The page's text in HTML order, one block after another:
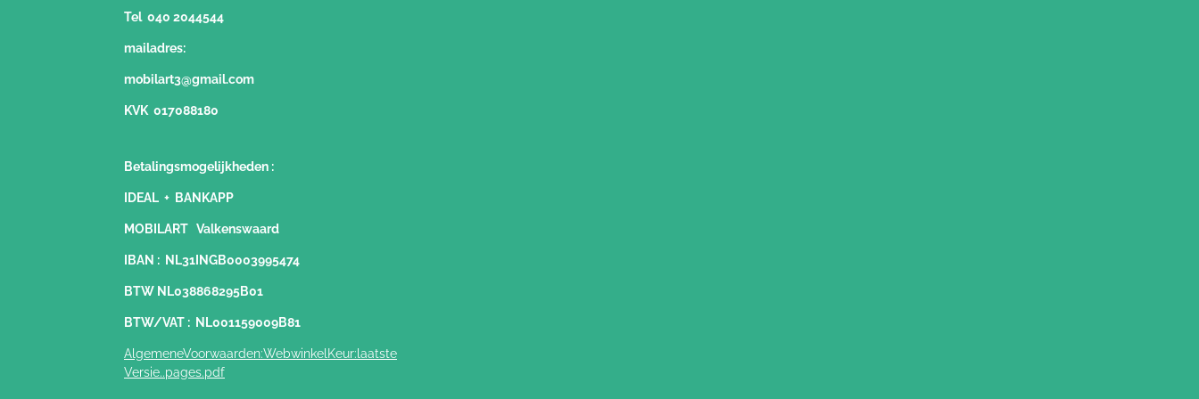
Tel 040 2044544
mailadres:
mobilart3@gmail.com
KVK 017088180
Betalingsmogelijkheden :
IDEAL + BANKAPP
MOBILART Valkenswaard
IBAN : NL31INGB0003995474
BTW NL038868295B01
BTW/VAT : NL001159009B81
AlgemeneVoorwaarden:WebwinkelKeur:laatste
Versie..pages.pdf